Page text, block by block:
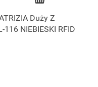
Duży Z
NIEBIESKI RFID